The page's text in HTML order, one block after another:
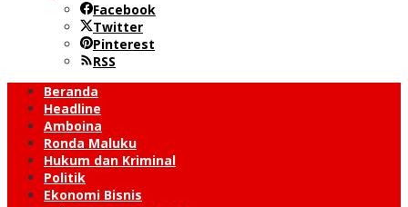
Facebook
Twitter
Pinterest
RSS
Beranda
Headline
Amboina
Ronda Maluku
Hukum dan Kriminal
Politik
Ekonomi Bisnis